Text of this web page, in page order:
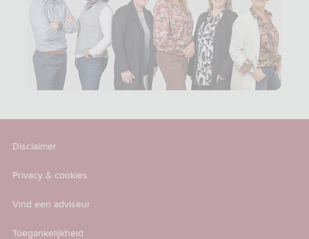
Disclaimer
Privacy & cookies
Vind een adviseur
Toegankelijkheid